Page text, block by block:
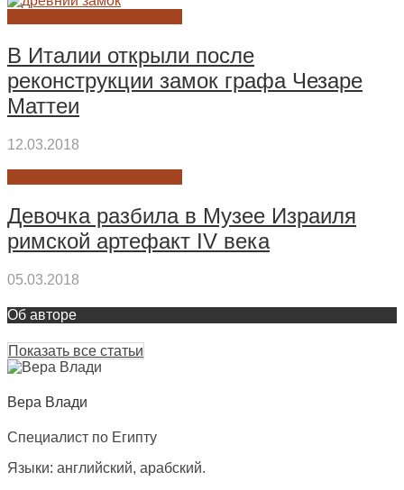
В Италии открыли после
реконструкции замок графа Чезаре
Маттеи
12.03.2018
Девочка разбила в Музее Израиля
римской артефакт IV века
05.03.2018
Об авторе
Показать все статьи
Вера Влади
Специалист по Египту
Языки: английский, арабский.